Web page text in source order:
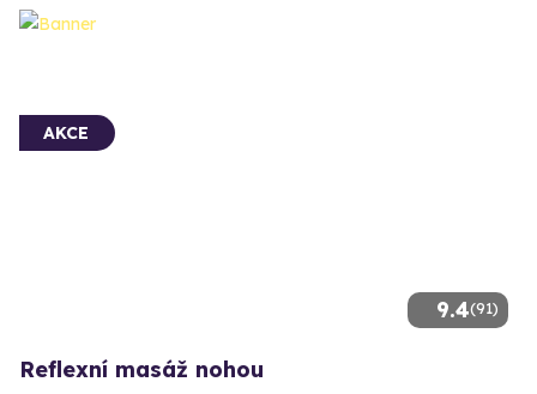
9.4(91)
AKCE
Reflexní masáž nohou